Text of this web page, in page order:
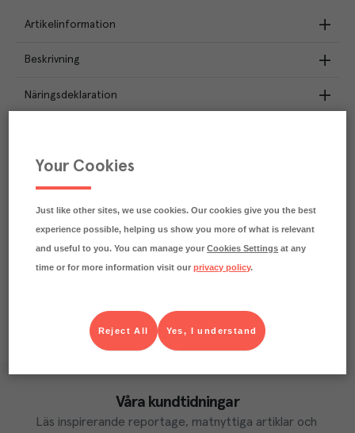
Artikelinformation
Beskrivning
Näringsdeklaration
Varje kilo av varan påverkar klimatet motsvarande
utsläppen av 1 kg koldioxid.
Våra kundtidningar
Läs inspirerande reportage, matnyttiga artiklar och
Your Cookies
Just like other sites, we use cookies. Our cookies give you the best
experience possible, helping us show you more of what is relevant
and useful to you. You can manage yourCookies Settings at any
time or for more information visit ourprivacy policy.
Yes, I understand
Reject All